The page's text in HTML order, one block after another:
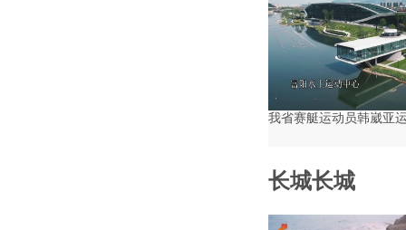
我省赛艇运动员韩崴亚
长城长城